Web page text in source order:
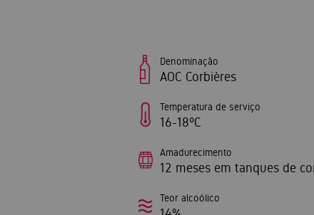
Denominação
AOC Corbières
Temperatura de serviço
16-18ºC
Amadurecimento
12 meses em tanques de
Teor alcoólico